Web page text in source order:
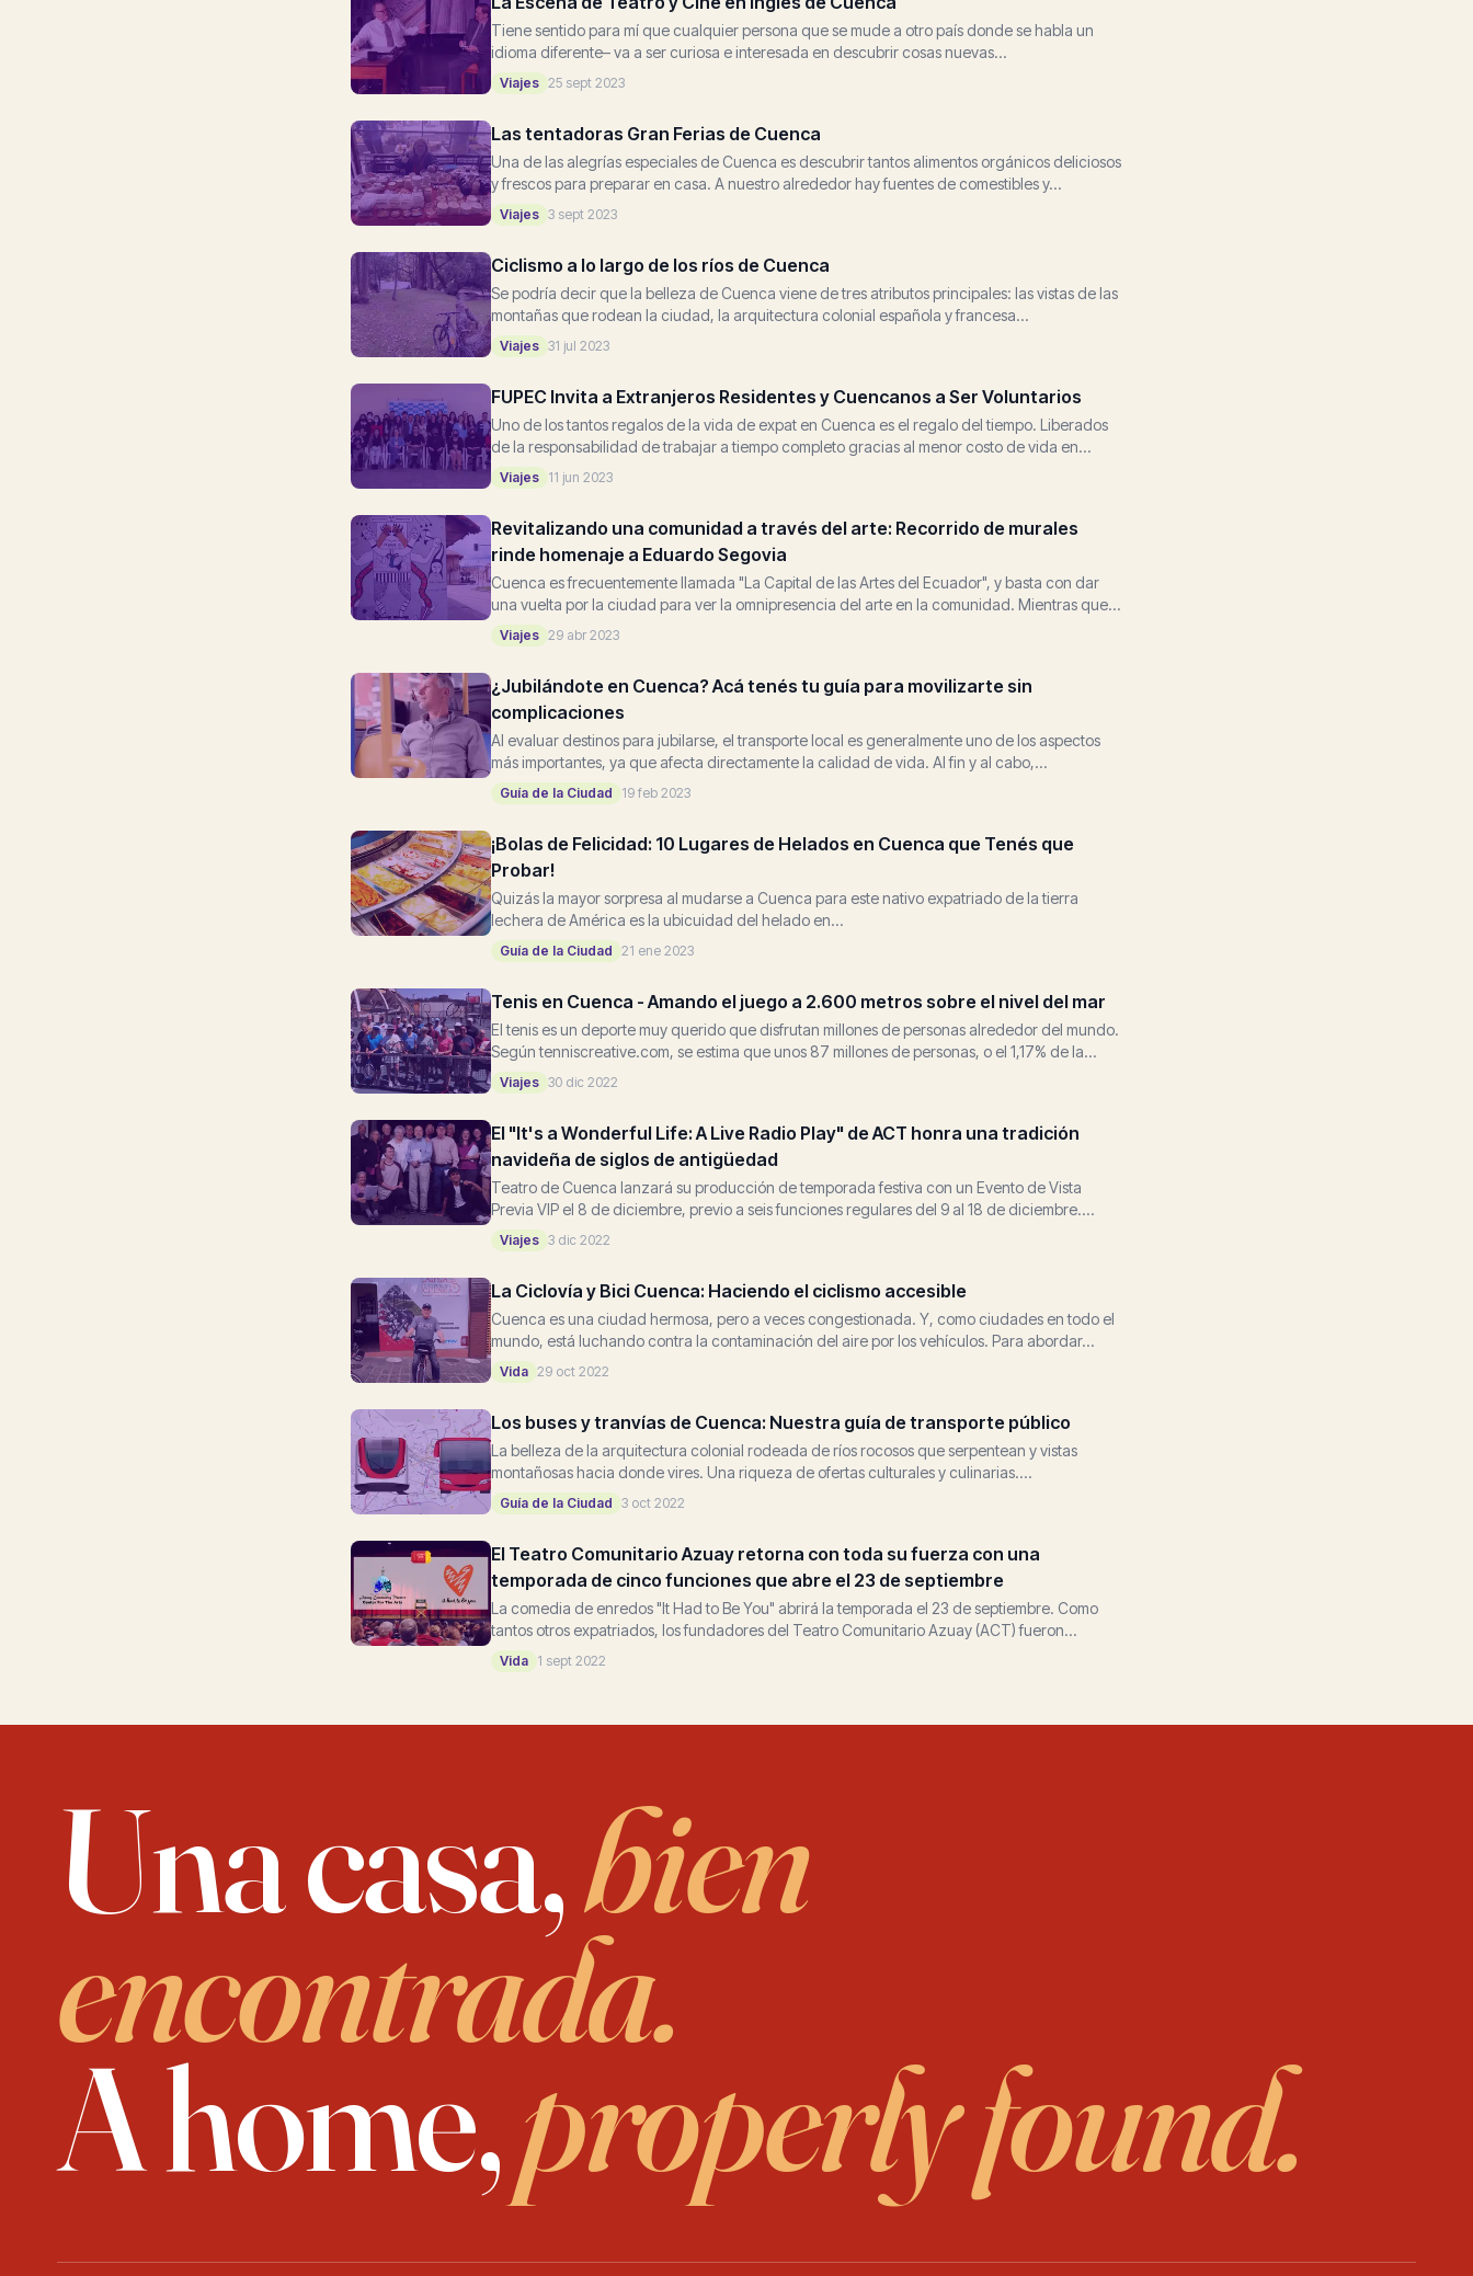
Tiene sentido para mí que cualquier persona que se mude a otro país donde se habla un
idioma diferente– va a ser curiosa e interesada en descubrir cosas nuevas...
Viajes 25 sept 2023
Las tentadoras Gran Ferias de Cuenca
Una de las alegrías especiales de Cuenca es descubrir tantos alimentos orgánicos deliciosos
y frescos para preparar en casa. A nuestro alrededor hay fuentes de comestibles y...
Viajes 3 sept 2023
Ciclismo a lo largo de los ríos de Cuenca
Se podría decir que la belleza de Cuenca viene de tres atributos principales: las vistas de las
montañas que rodean la ciudad, la arquitectura colonial española y francesa...
Viajes 31 jul 2023
FUPEC Invita a Extranjeros Residentes y Cuencanos a Ser Voluntarios
Uno de los tantos regalos de la vida de expat en Cuenca es el regalo del tiempo. Liberados
de la responsabilidad de trabajar a tiempo completo gracias al menor costo de vida en
Cuenca...
Viajes 11 jun 2023
Revitalizando una comunidad a través del arte: Recorrido de murales
rinde homenaje a Eduardo Segovia
Cuenca es frecuentemente llamada "La Capital de las Artes del Ecuador", y basta con dar
una vuelta por la ciudad para ver la omnipresencia del arte en la comunidad. Mientras que
la ciudad...
Viajes 29 abr 2023
¿Jubilándote en Cuenca? Acá tenés tu guía para movilizarte sin
complicaciones
Al evaluar destinos para jubilarse, el transporte local es generalmente uno de los aspectos
más importantes, ya que afecta directamente la calidad de vida. Al fin y al cabo,...
Guía de la Ciudad 19 feb 2023
¡Bolas de Felicidad: 10 Lugares de Helados en Cuenca que Tenés que
Probar!
Quizás la mayor sorpresa al mudarse a Cuenca para este nativo expatriado de la tierra
lechera de América es la ubicuidad del helado en...
Guía de la Ciudad 21 ene 2023
Tenis en Cuenca - Amando el juego a 2.600 metros sobre el nivel del mar
El tenis es un deporte muy querido que disfrutan millones de personas alrededor del mundo.
Según tenniscreative.com, se estima que unos 87 millones de personas, o el 1,17% de la...
Viajes 30 dic 2022
El "It's a Wonderful Life: A Live Radio Play" de ACT honra una tradición
navideña de siglos de antigüedad
Teatro de Cuenca lanzará su producción de temporada festiva con un Evento de Vista
Previa VIP el 8 de diciembre, previo a seis funciones regulares del 9 al 18 de diciembre.
Puede que pensemos en It's a...
Viajes 3 dic 2022
La Ciclovía y Bici Cuenca: Haciendo el ciclismo accesible
Cuenca es una ciudad hermosa, pero a veces congestionada. Y, como ciudades en todo el
mundo, está luchando contra la contaminación del aire por los vehículos. Para abordar...
Vida 29 oct 2022
Los buses y tranvías de Cuenca: Nuestra guía de transporte público
La belleza de la arquitectura colonial rodeada de ríos rocosos que serpentean y vistas
montañosas hacia donde vires. Una riqueza de ofertas culturales y culinarias....
Guía de la Ciudad 3 oct 2022
El Teatro Comunitario Azuay retorna con toda su fuerza con una
temporada de cinco funciones que abre el 23 de septiembre
La comedia de enredos "It Had to Be You" abrirá la temporada el 23 de septiembre. Como
tantos otros expatriados, los fundadores del Teatro Comunitario Azuay (ACT) fueron
atraídos...
Vida 1 sept 2022
Una casa,bien
encontrada.
A home,properly found.